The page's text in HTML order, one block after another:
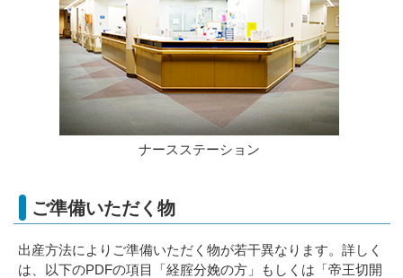
ナースステーション
ご準備いただく物
出産方法によりご準備いただく物が若干異なります。詳しく
は、以下のPDFの項目「経腟分娩の方」もしくは「帝王切開